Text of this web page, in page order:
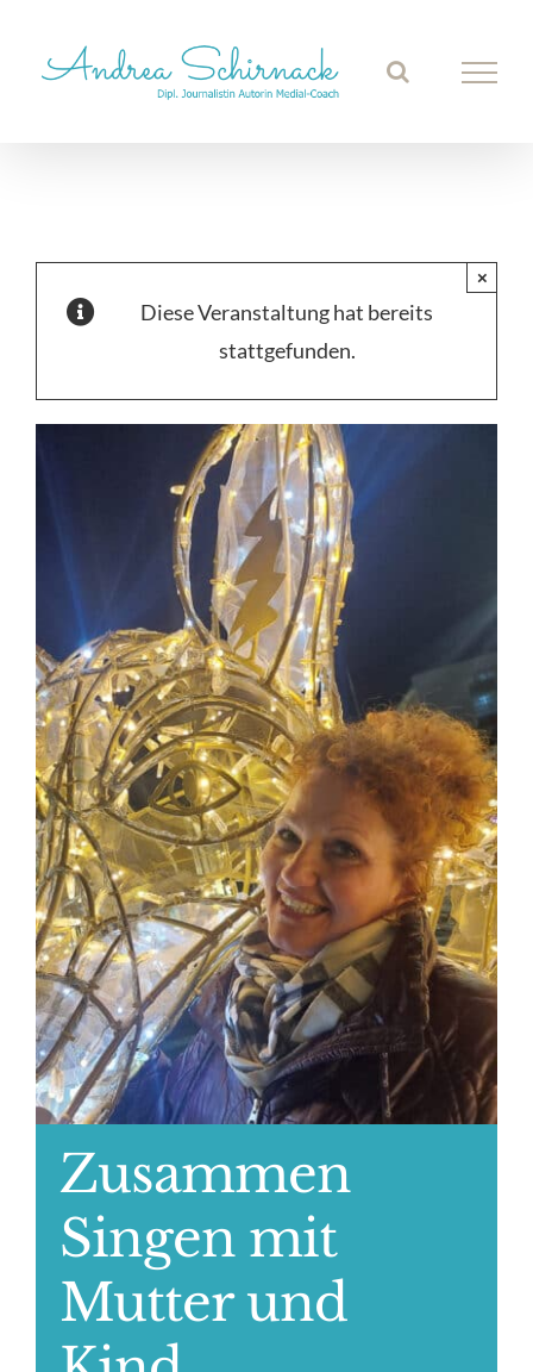
Inhalt
Diese Veranstaltung hat bereits
stattgefunden.
×
Zusammen
Singen mit
Mutter und